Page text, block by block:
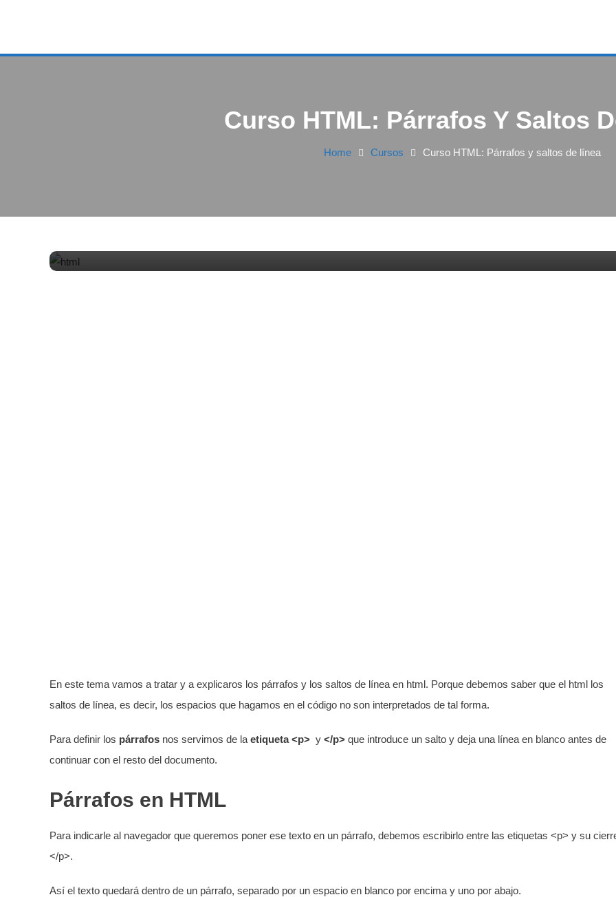
Curso HTML: Párrafos Y Saltos
Home Cursos Curso HTML: Párrafos y saltos de línea
En este tema vamos a tratar y a explicaros los párrafos y los saltos de línea en html. Porque debemos saber que el html los
saltos de línea, es decir, los espacios que hagamos en el código no son interpretados de tal forma.
Para definir los párrafos nos servimos de la etiqueta<p> y </p> que introduce un salto y deja una línea en blanco antes de
continuar con el resto del documento.
Párrafos en HTML
Para indicarle al navegador que queremos poner ese texto en un párrafo, debemos escribirlo entre las etiquetas <p> y su
</p>.
Así el texto quedará dentro de un párrafo, separado por un espacio en blanco por encima y uno por abajo.